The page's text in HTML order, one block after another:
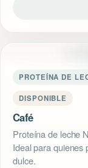
PROTEÍNA DE
DISPONIBLE
Café
Proteína de leche
Ideal para quienes
dulce.